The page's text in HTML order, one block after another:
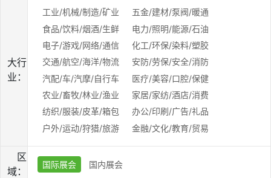
大行
业：
工业/机械/制造/矿业
五金/建材/泵阀/暖通
食品/饮料/烟酒/生鲜
电力/照明/能源/石油
电子/游戏/网络/通信
化工/环保/染料/塑胶
交通/航空/海洋/物流
安防/劳保/安全/消防
汽配/车/汽摩/自行车
医疗/美容/口腔/保健
农业/畜牧/林业/渔业
家居/家纺/酒店/消费
纺织/服装/皮革/箱包
办公/印刷/广告/礼品
户外/运动/狩猎/旅游
金融/文化/教育/贸易
区
域：
国际展会 国内展会